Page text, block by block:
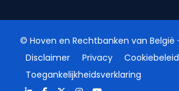
© Hoven en Rechtbanken van België
Disclaimer
Privacy
Cookiebeleid
Toegankelijkheidsverklaring